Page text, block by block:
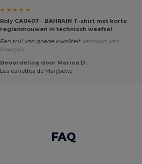
★ ★ ★ ★ ★
Roly CA0407 - BAHRAIN T-shirt met korte
raglanmouwen in technisch weefsel
Een trui van goede kwaliteit Vertaald van
Français
Beoordeling door Marina D.
Les canettes de Marysette
FAQ